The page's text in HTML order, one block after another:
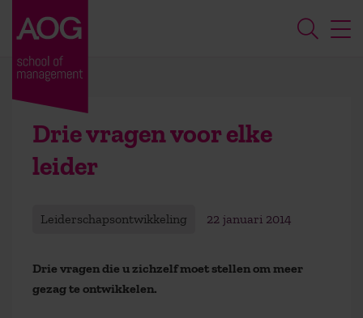
Drie vragen voor elke
leider
Leiderschapsontwikkeling 22 januari 2014
Drie vragen die u zichzelf moet stellen om meer
gezag te ontwikkelen.